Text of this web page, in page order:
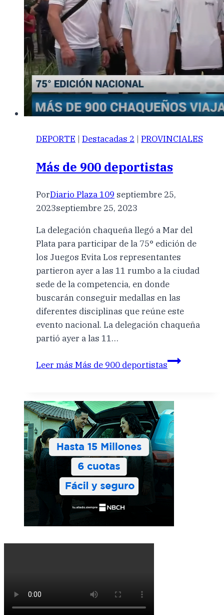
DEPORTE | Destacadas 2 | PROVINCIALES
Más de 900 deportistas
PorDiario Plaza 109 septiembre 25,
2023septiembre 25, 2023
La delegación chaqueña llegó a Mar del
Plata para participar de la 75° edición de
los Juegos Evita Los representantes
partieron ayer a las 11 rumbo a la ciudad
sede de la competencia, en donde
buscarán conseguir medallas en las
diferentes disciplinas que reúne este
evento nacional. La delegación chaqueña
partió ayer a las 11…
Leer más Más de 900 deportistas